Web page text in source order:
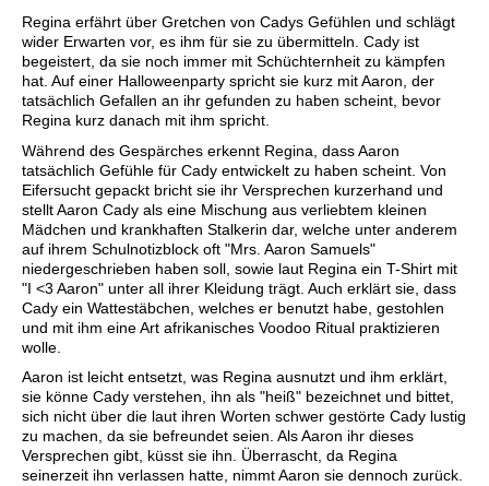
Regina erfährt über Gretchen von Cadys Gefühlen und schlägt
wider Erwarten vor, es ihm für sie zu übermitteln. Cady ist
begeistert, da sie noch immer mit Schüchternheit zu kämpfen
hat. Auf einer Halloweenparty spricht sie kurz mit Aaron, der
tatsächlich Gefallen an ihr gefunden zu haben scheint, bevor
Regina kurz danach mit ihm spricht.
Während des Gespärches erkennt Regina, dass Aaron
tatsächlich Gefühle für Cady entwickelt zu haben scheint. Von
Eifersucht gepackt bricht sie ihr Versprechen kurzerhand und
stellt Aaron Cady als eine Mischung aus verliebtem kleinen
Mädchen und krankhaften Stalkerin dar, welche unter anderem
auf ihrem Schulnotizblock oft "Mrs. Aaron Samuels"
niedergeschrieben haben soll, sowie laut Regina ein T-Shirt mit
"I <3 Aaron" unter all ihrer Kleidung trägt. Auch erklärt sie, dass
Cady ein Wattestäbchen, welches er benutzt habe, gestohlen
und mit ihm eine Art afrikanisches Voodoo Ritual praktizieren
wolle.
Aaron ist leicht entsetzt, was Regina ausnutzt und ihm erklärt,
sie könne Cady verstehen, ihn als "heiß" bezeichnet und bittet,
sich nicht über die laut ihren Worten schwer gestörte Cady lustig
zu machen, da sie befreundet seien. Als Aaron ihr dieses
Versprechen gibt, küsst sie ihn. Überrascht, da Regina
seinerzeit ihn verlassen hatte, nimmt Aaron sie dennoch zurück.